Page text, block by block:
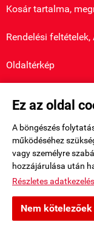
Ez az oldal
A böngészés
működéséhez
vagy személyre
hozzájárulása után
Részletes
Nem
Kosár tartalma,
Rendelési feltételek,
Oldaltérkép
Saját fiók
Bemutatkozás
Elérhetőségek
retromusor.hu -